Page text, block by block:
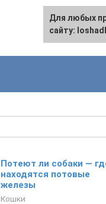
Потеют ли собаки —
находятся потовые
железы
Кошки
Для любых
сайту: